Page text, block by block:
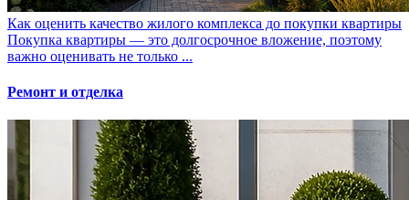
Как оценить качество жилого комплекса до покупки квартиры
Покупка квартиры — это долгосрочное вложение, поэтому
важно оценивать не только ...
Ремонт и отделка